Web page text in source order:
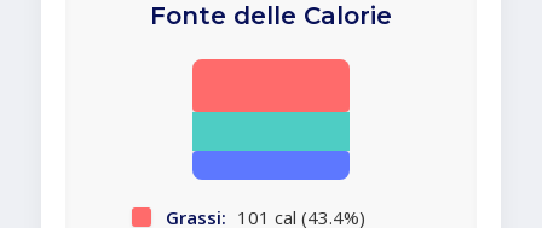
Fonte delle Calorie
Grassi: 101 cal (43.4%)